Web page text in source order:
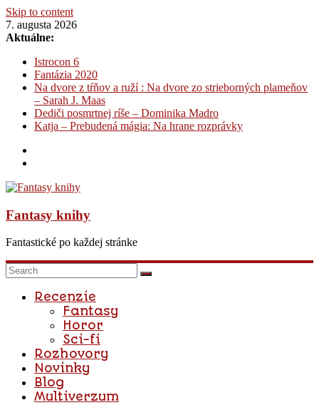
Skip to content
7. augusta 2026
Aktuálne:
Istrocon 6
Fantázia 2020
Na dvore z tŕňov a ruží : Na dvore zo strieborných plameňov
– Sarah J. Maas
Dediči posmrtnej ríše – Dominika Madro
Katja – Prebudená mágia: Na hrane rozprávky
Fantasy knihy
Fantastické po každej stránke
Recenzie
Fantasy
Horor
Sci-fi
Rozhovory
Novinky
Blog
Multiverzum